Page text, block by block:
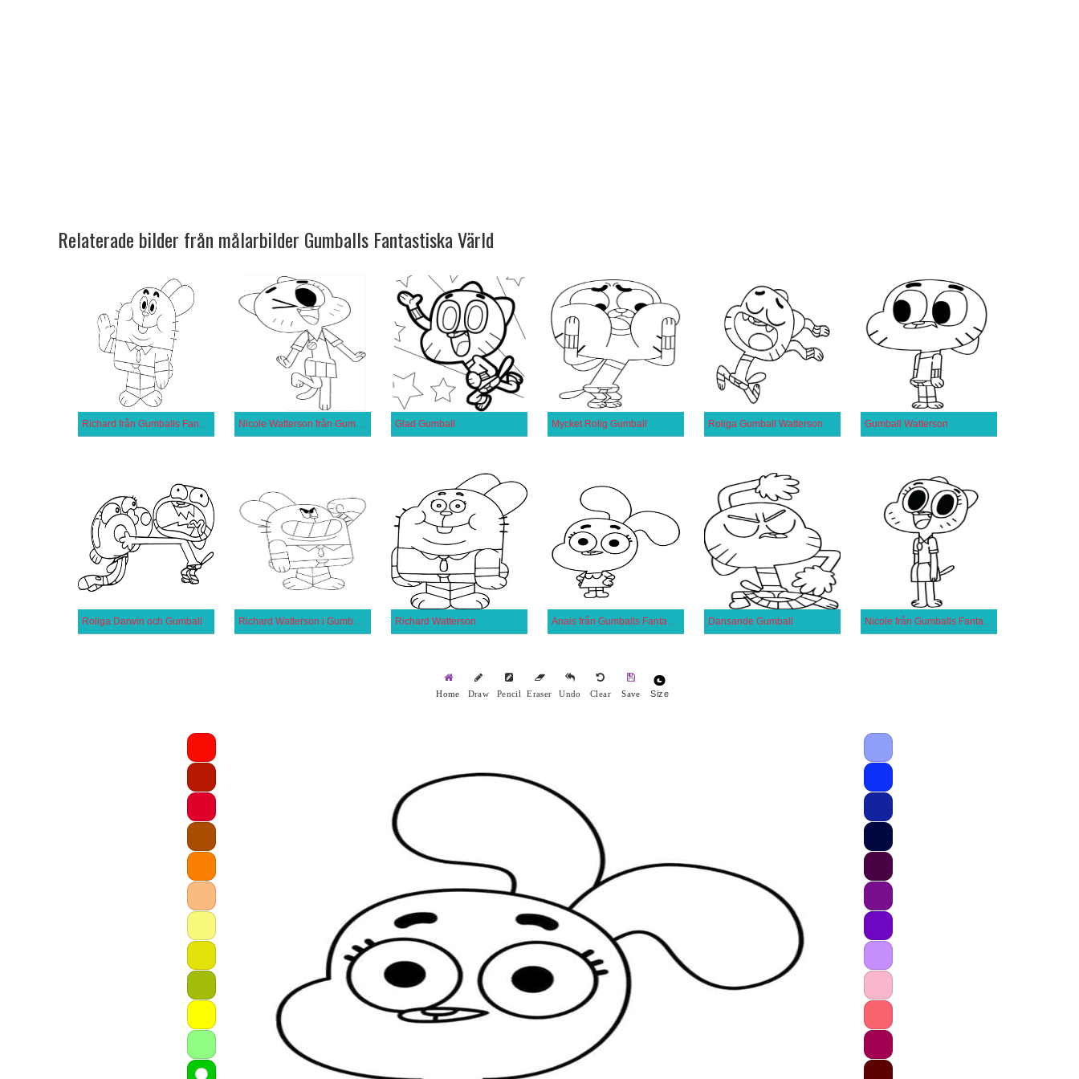
Relaterade bilder från målarbilder Gumballs Fantastiska Värld
Richard från Gumballs Fantastiska Värld Nicole Watterson från Gumballs Fantastiska Värld Glad Gumball Mycket Rolig Gumball Roliga Gumball Watterson Gumball Watterson
Roliga Darwin och Gumball Richard Watterson i Gumballs Fantastiska Värld Richard Watterson Anais från Gumballs Fantastiska Värld Dansande Gumball Nicole från Gumballs Fantastiska Värld
Home Draw Pencil Eraser Undo Clear Save Size